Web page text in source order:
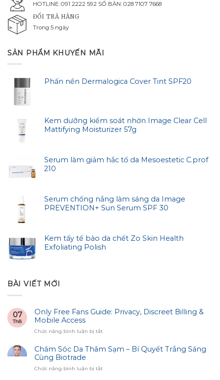
HOTLINE: 091 2222 592 SỐ BÀN: 028 7107 7668
ĐỔI TRẢ HÀNG
Trong 5 ngày
SẢN PHẨM KHUYẾN MÃI
Phấn nền Dermalogica Cover Tint SPF20
Kem dưỡng kiểm soát nhờn Image Clear Cell
Mattifying Moisturizer 57g
Serum làm giảm hắc tố da Mesoestetic C.prof
210
Serum chống nắng làm sáng da Image
PREVENTION+ Sun Serum SPF 30
Kem tẩy tế bào da chết Zo Skin Health
Exfoliating Polish
BÀI VIẾT MỚI
07
Th8
Only Free Fans Guide: Privacy, Discreet Billing &
Mobile Access
Chức năng bình luận bị tắtở
Free
Privacy,
Chăm Sóc Da Thâm Sạm – Bí Quyết Trắng Sáng
Cùng Biotrade
Chức năng bình luận bị tắtở